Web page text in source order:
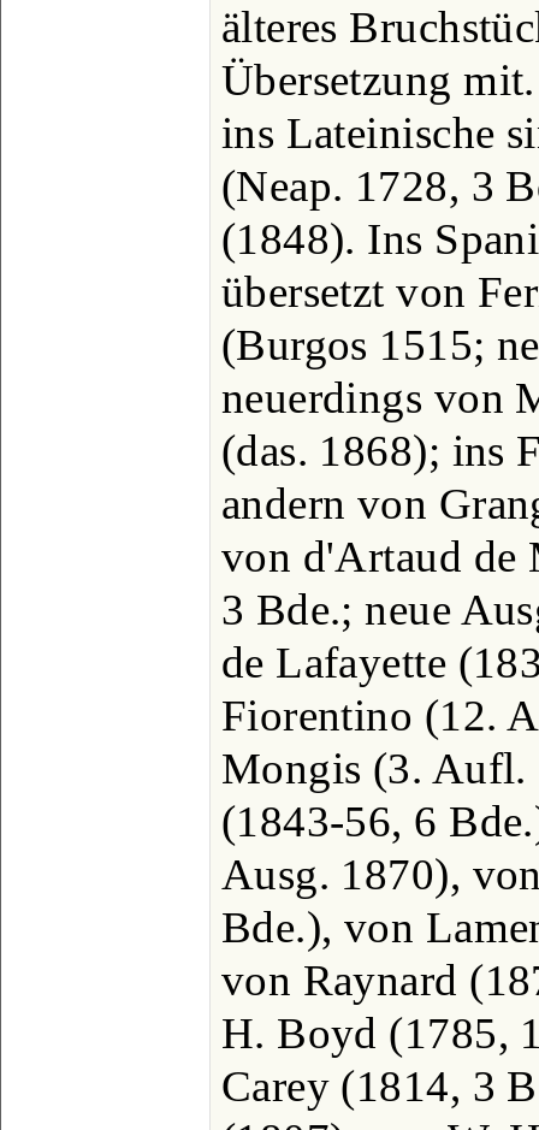
älteres
Übersetzung
ins Lateinische
(Neap. 1728, 3
(1848). Ins
übersetzt von
(Burgos 1515;
neuerdings von
(das. 1868); ins
andern von
von d'Artaud de
3 Bde.; neue
de Lafayette
Fiorentino (12.
Mongis (3. Aufl.
(1843-56, 6
Ausg. 1870),
Bde.), von
von Raynard
H. Boyd (1785,
Carey (1814, 3